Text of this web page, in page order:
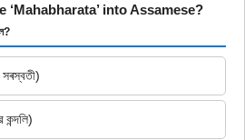
‘Mahabharata’ into Assamese?